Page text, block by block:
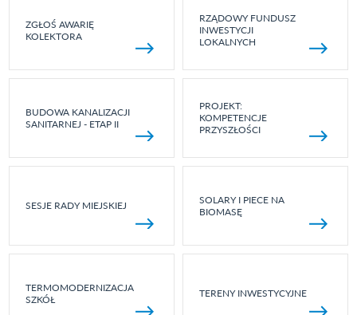
ZGŁOŚ AWARIĘ
KOLEKTORA
RZĄDOWY FUNDUSZ
INWESTYCJI
LOKALNYCH
BUDOWA KANALIZACJI
SANITARNEJ - ETAP II
PROJEKT:
KOMPETENCJE
PRZYSZŁOŚCI
SESJE RADY MIEJSKIEJ
SOLARY I PIECE NA
BIOMASĘ
TERMOMODERNIZACJA
SZKÓŁ
TERENY INWESTYCYJNE